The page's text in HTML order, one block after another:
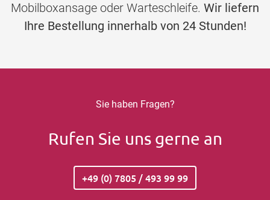
Mobilboxansage oder Warteschleife. Wir liefern
Ihre Bestellung innerhalb von 24 Stunden!
Sie haben Fragen?
Rufen Sie uns gerne an
+49 (0) 7805 / 493 99 99